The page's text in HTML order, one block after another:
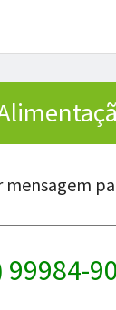
mensagem
99984-